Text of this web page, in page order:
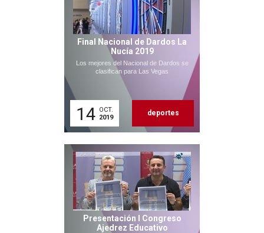
Final Nacional de Dardos La
Nucía 2019
Los mejores del Nacional de Dardos se
clasifican para Las Vegas
14 OCT.
2019
deportes
Presentación I Congreso
Ajedrez Educativo